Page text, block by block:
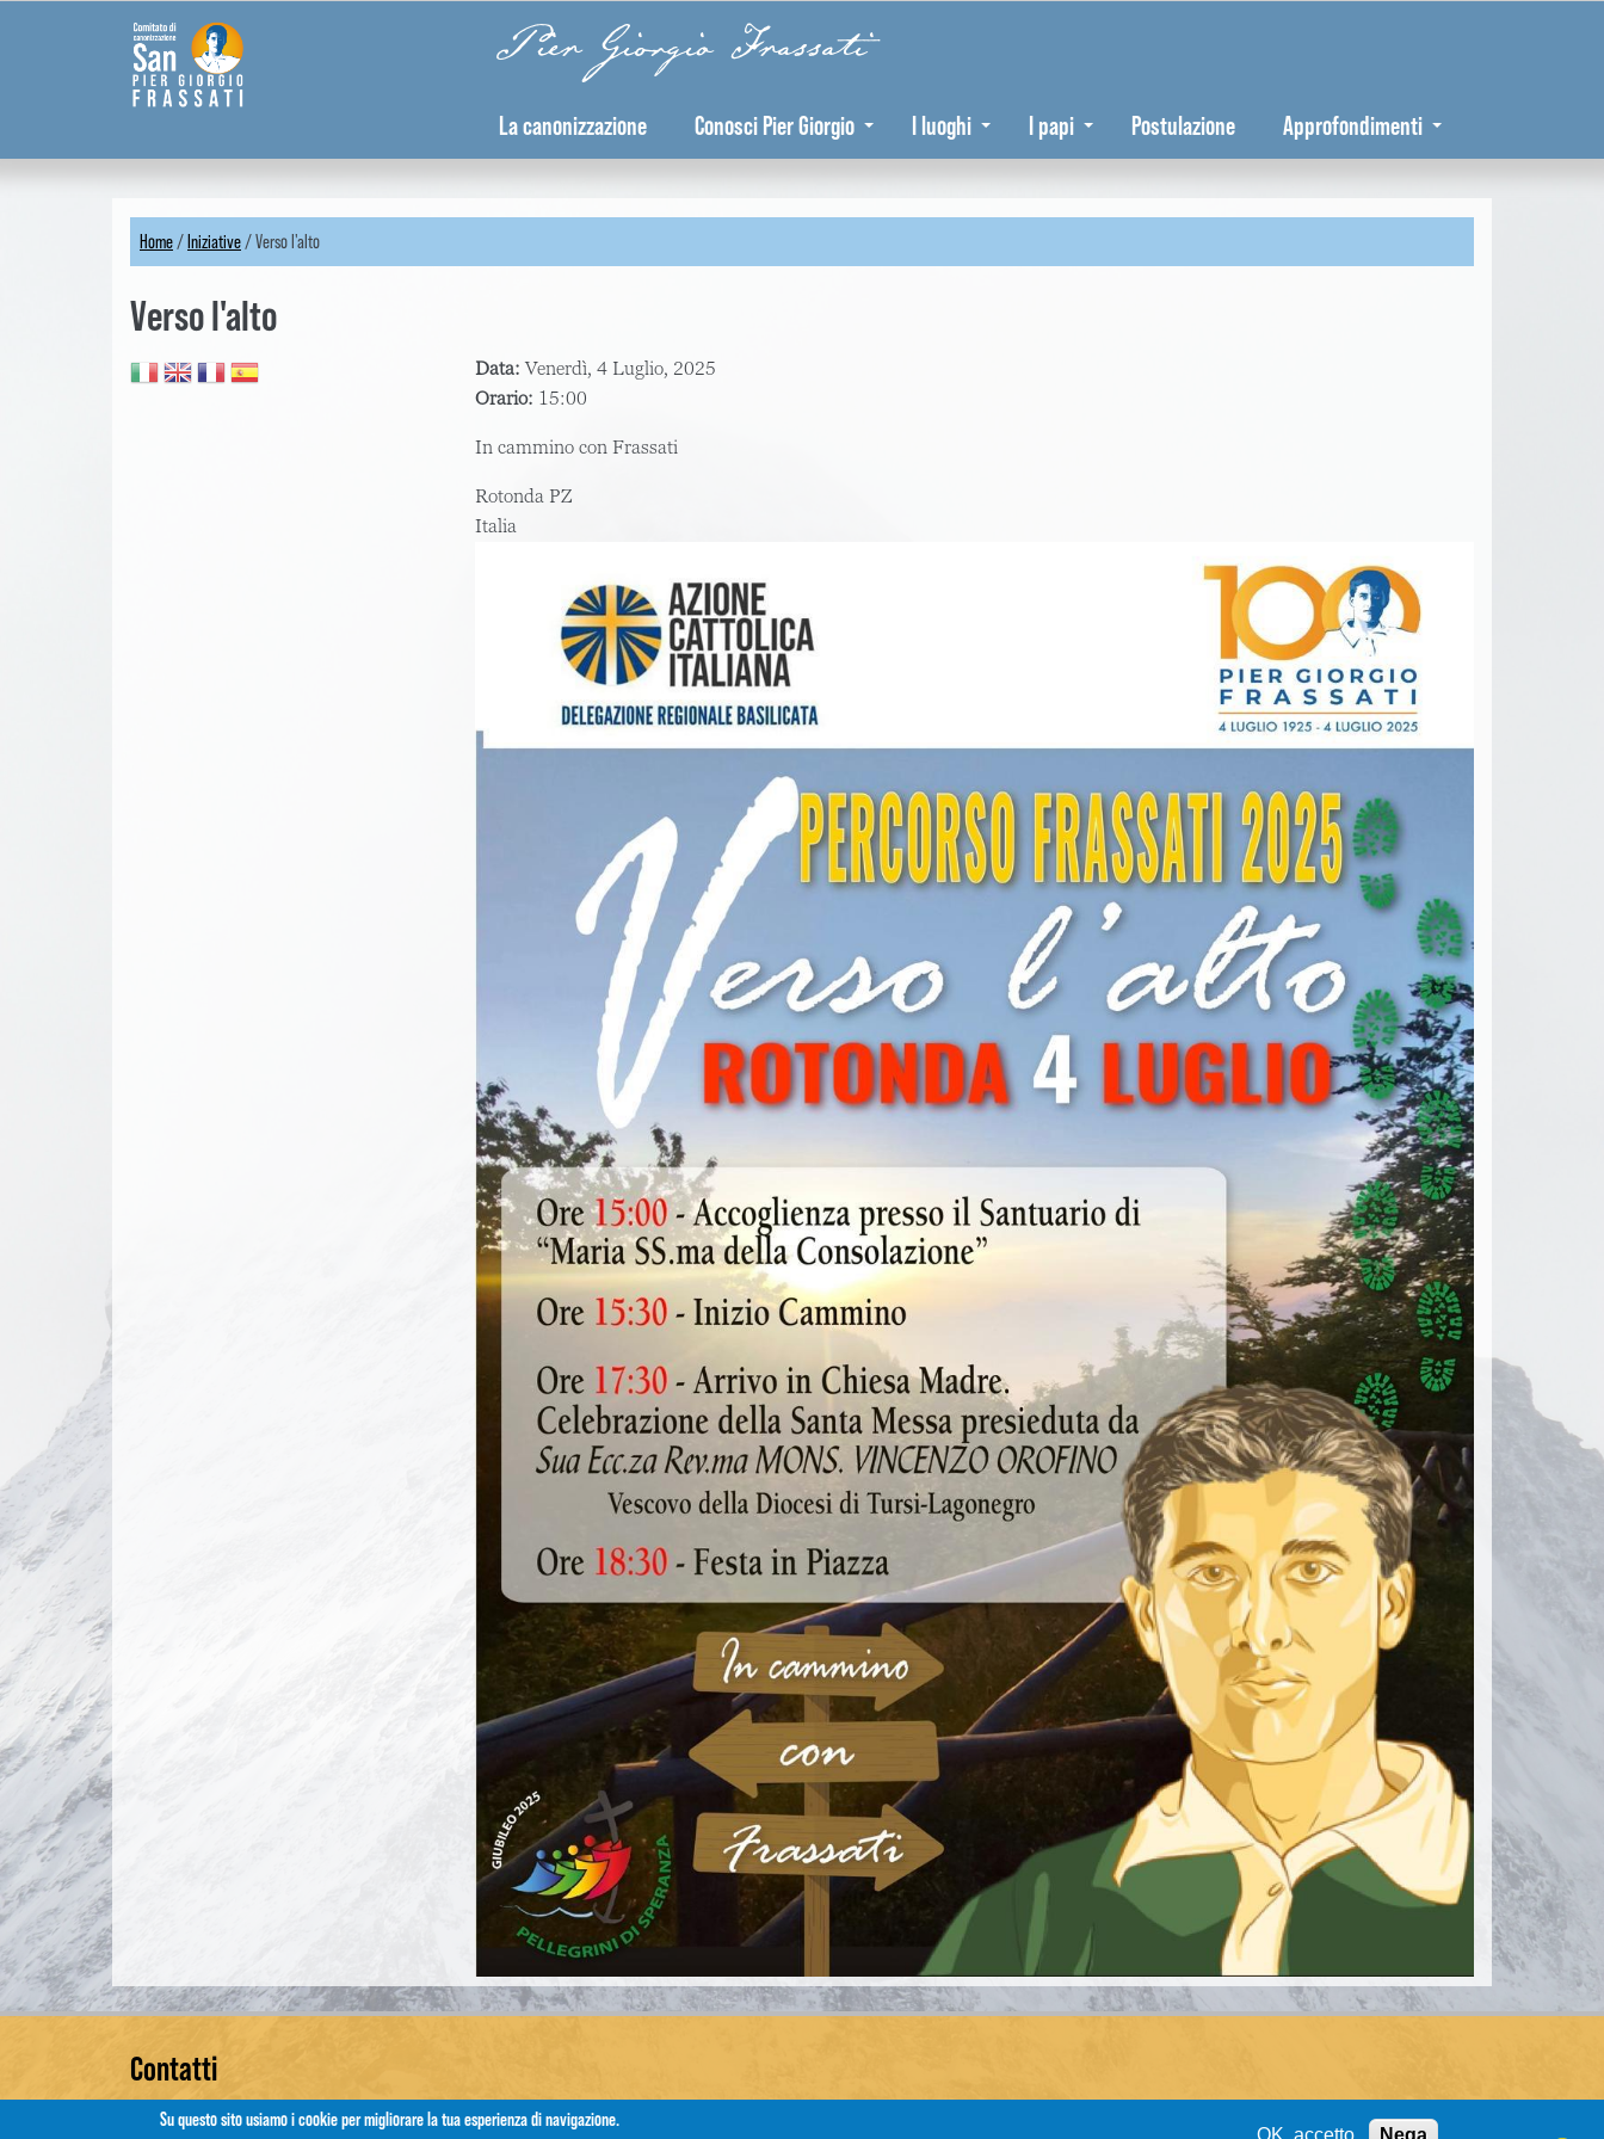
Pier Giorgio Frassati
La canonizzazione Conosci Pier Giorgio I luoghi I papi Postulazione Approfondimenti
You
are
here
Home /Iniziative /Verso l'alto
Verso l'alto
Data:Venerdì, 4 Luglio, 2025
Orario: 15:00
In cammino con Frassati
Rotonda PZ
Italia
Contatti
Su questo sito usiamo i cookie per migliorare la tua esperienza di navigazione.
OK, accetto Nega